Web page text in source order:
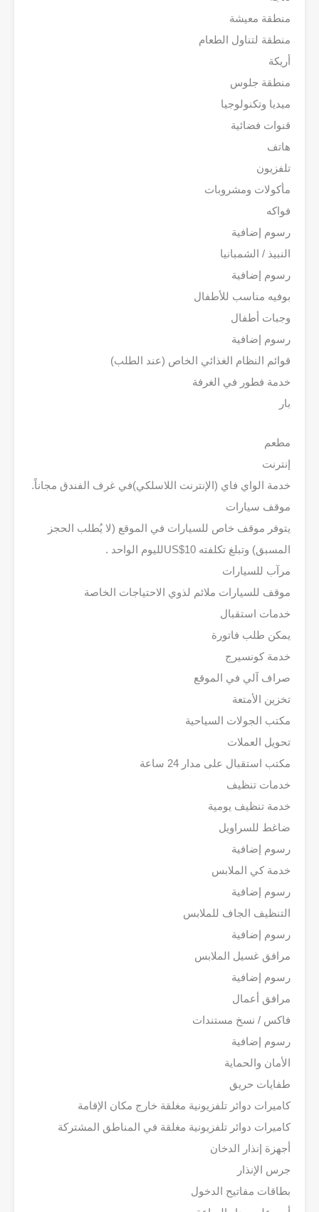
منطقة معيشة
منطقة لتناول الطعام
أريكة
منطقة جلوس
ميديا وتكنولوجيا
قنوات فضائية
هاتف
تلفزيون
مأكولات ومشروبات
فواكه
رسوم إضافية
النبيذ / الشمبانيا
رسوم إضافية
بوفيه مناسب للأطفال
وجبات أطفال
رسوم إضافية
قوائم النظام الغذائي الخاص (عند الطلب)
خدمة فطور في الغرفة
بار
مطعم
إنترنت
خدمة الواي فاي (الإنترنت اللاسلكي)في غرف الفندق مجاناً.
موقف سيارات
يتوفر موقف خاص للسيارات في الموقع (لا يُطلب الحجز
المسبق) وتبلغ تكلفته 10‏US$‎لليوم الواحد .
مرآب للسيارات
موقف للسيارات ملائم لذوي الاحتياجات الخاصة
خدمات استقبال
يمكن طلب فاتورة
خدمة كونسيرج
صراف آلي في الموقع
تخزين الأمتعة
مكتب الجولات السياحية
تحويل العملات
مكتب استقبال على مدار 24 ساعة
خدمات تنظيف
خدمة تنظيف يومية
ضاغط للسراويل
رسوم إضافية
خدمة كي الملابس
رسوم إضافية
التنظيف الجاف للملابس
رسوم إضافية
مرافق غسيل الملابس
رسوم إضافية
مرافق أعمال
فاكس / نسخ مستندات
رسوم إضافية
الأمان والحماية
طفايات حريق
كاميرات دوائر تلفزيونية مغلقة خارج مكان الإقامة
كاميرات دوائر تلفزيونية مغلقة في المناطق المشتركة
أجهزة إنذار الدخان
جرس الإنذار
بطاقات مفاتيح الدخول